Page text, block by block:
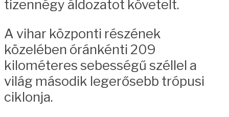
tizennégy áldozatot követelt.
A vihar központi részének
közelében óránkénti 209
kilométeres sebességű széllel a
világ második legerősebb trópusi
ciklonja.